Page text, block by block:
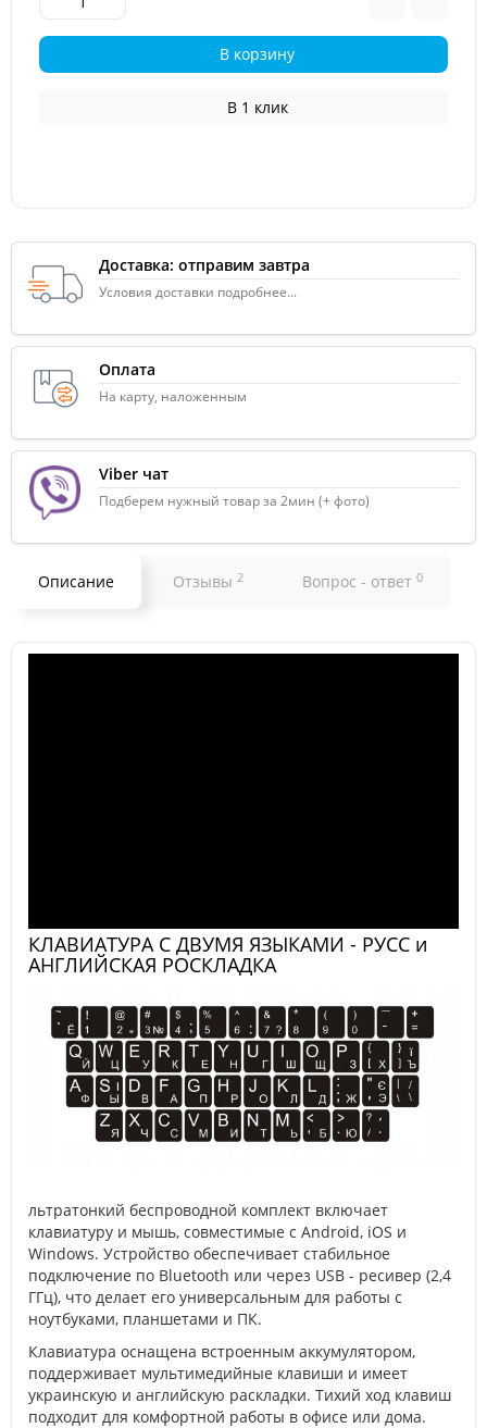
В корзину
В 1 клик
Доставка: отправим завтра
Условия доставки подробнее...
Оплата
На карту, наложенным
Viber чат
Подберем нужный товар за 2мин (+ фото)
Описание Отзывы 2 Вопрос - ответ 0
КЛАВИАТУРА С ДВУМЯ ЯЗЫКАМИ - РУСС и
АНГЛИЙСКАЯ РОСКЛАДКА
льтратонкий беспроводной комплект включает
клавиатуру и мышь, совместимые с Android, iOS и
Windows. Устройство обеспечивает стабильное
подключение по Bluetooth или через USB - ресивер (2,4
ГГц), что делает его универсальным для работы с
ноутбуками, планшетами и ПК.
Клавиатура оснащена встроенным аккумулятором,
поддерживает мультимедийные клавиши и имеет
украинскую и английскую раскладки. Тихий ход клавиш
подходит для комфортной работы в офисе или дома.